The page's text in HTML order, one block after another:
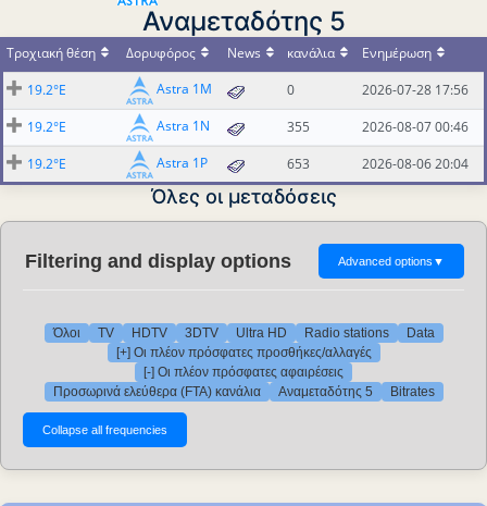
Αναμεταδότης 5
Τροχιακή θέση Δορυφόρος News κανάλια
Ενημέρωση
19.2°E
Astra 1M 0
2026-07-28 17:56
19.2°E
Astra 1N 355
2026-08-07 00:46
19.2°E
Astra 1P 653 2026-08-06 20:04
Όλες οι μεταδόσεις
Filtering and display options Advanced options ▼
Όλοι TV HDTV 3DTV Ultra HD Radio stations
Data
[+] Οι πλέον πρόσφατες προσθήκες/αλλαγές
[-] Οι πλέον πρόσφατες αφαιρέσεις
Προσωρινά ελεύθερα (FTA) κανάλια
Αναμεταδότης 5 Bitrates